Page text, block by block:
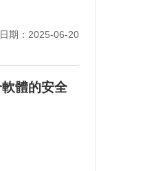
期：2025-06-20
體的安全